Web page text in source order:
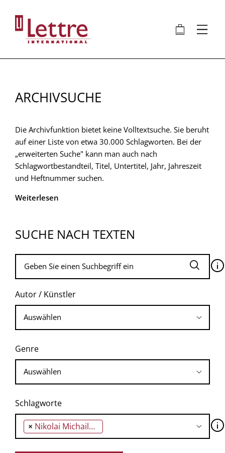
Inhalt
🛍 ⋮
ARCHIVSUCHE
Die Archivfunktion bietet keine Volltextsuche. Sie beruht
auf einer Liste von etwa 30.000 Schlagworten. Bei der
„erweiterten Suche" kann man auch nach
Schlagwortbestandteil, Titel, Untertitel, Jahr, Jahreszeit
und Heftnummer suchen.
Weiterlesen
SUCHE NACH TEXTEN
🛈
Autor / Künstler
Genre
Schlagworte
× Nikolai Michailowitsch Karamsin 🛈